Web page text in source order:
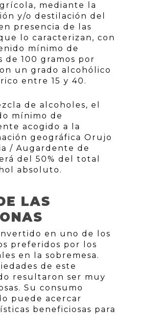
mediante la
y/o destilación del
presencia de las
lo caracterizan, con
mínimo de
de 100 gramos por
un grado alcohólico
entre 15 y 40.
de alcoholes, el
mínimo de
acogido a la
geográfica Orujo
/ Augardente de
del 50% del total
absoluto.
LAS
en uno de los
preferidos por los
en la sobremesa.
de este
resultaron ser muy
Su consumo
puede acercar
beneficiosas para